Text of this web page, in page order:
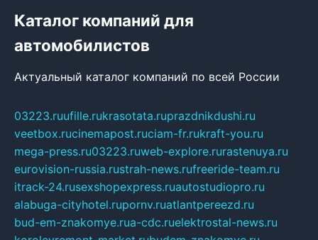
Каталог компаний для
автомобилистов
Актуальный каталог компаний по всей России
03223.ruufille.rukrasotata.ruprazdnikdushi.ru
veetbox.rucinemapost.ruciam-fr.rukraft-you.ru
mega-press.ru03223.ruweb-explore.rurastenuya.ru
eurovision-russia.rustrah-news.rufreeride-team.ru
itrack-24.rusexshopexpress.ruautostudiopro.ru
alabuga-cityhotel.rupornv.ruatlantpereezd.ru
bud-em-znakomye.rua-cdc.ruelektrostal-news.ru